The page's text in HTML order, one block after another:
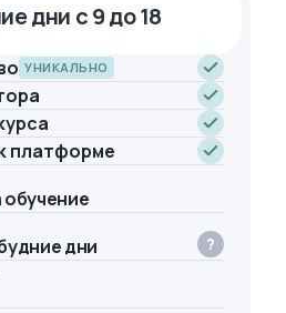
дни с 9 до 18
УНИКАЛЬНО
платформе
дни